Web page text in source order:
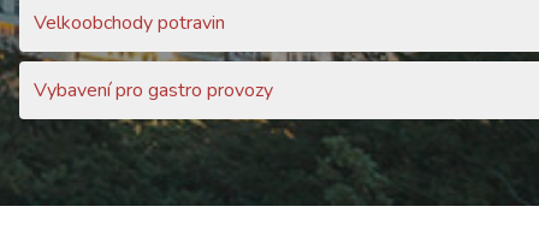
Velkoobchody potravin
Vybavení pro gastro provozy